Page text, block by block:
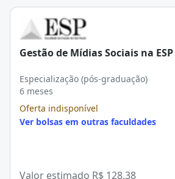
Gestão de Mídias Sociais na ESP
Especialização (pós-graduação)
6 meses
Oferta indisponível
Ver bolsas em outras faculdades
Valor estimado R$ 128,38